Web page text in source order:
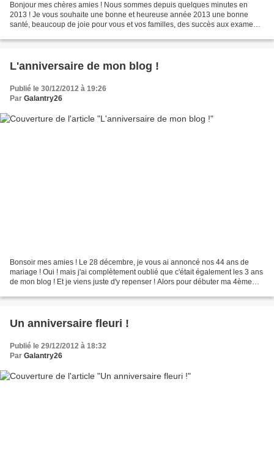
Bonjour mes chères amies ! Nous sommes depuis quelques minutes en
2013 ! Je vous souhaite une bonne et heureuse année 2013 une bonne
santé, beaucoup de joie pour vous et vos familles, des succès aux examens
L'anniversaire de mon blog !
Publié le 30/12/2012 à 19:26
Par Galantry26
Bonsoir mes amies ! Le 28 décembre, je vous ai annoncé nos 44 ans de
mariage ! Oui ! mais j'ai complètement oublié que c'était également les 3 ans
de mon blog ! Et je viens juste d'y repenser ! Alors pour débuter ma 4ème
Un anniversaire fleuri !
Publié le 29/12/2012 à 18:32
Par Galantry26